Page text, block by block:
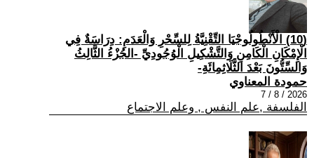
(10) الْأَنْطُولُوجْيَا التِّقْنِيَّةُ لِلسِّحْرِ وَالْعَدَمِ: دِرَاسَةٌ فِي
الْإِمْكَانِ الْكَامِنِ وَالتَّشْكِيلِ الْوُجُودِيِّ -الجُزْءُ الثَّالِثُ
وَالسِّتُّونَ بَعْدَ الثَّلَاثِمِائَةِ-
حمودة المعناوي
2026 / 8 / 7
الفلسفة ,علم النفس , وعلم الاجتماع